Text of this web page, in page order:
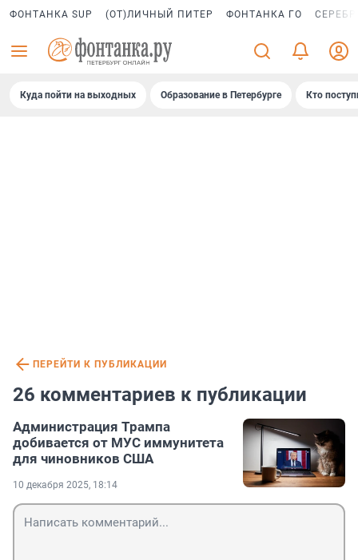
ФОНТАНКА SUP (ОТ)ЛИЧНЫЙ ПИТЕР ФОНТАНКА ГО
Куда пойти на выходных Образование в Петербурге Кто
ПЕРЕЙТИ К ПУБЛИКАЦИИ
26 комментариев к публикации
Администрация Трампа
добивается от МУС иммунитета
для чиновников США
10 декабря 2025, 18:14